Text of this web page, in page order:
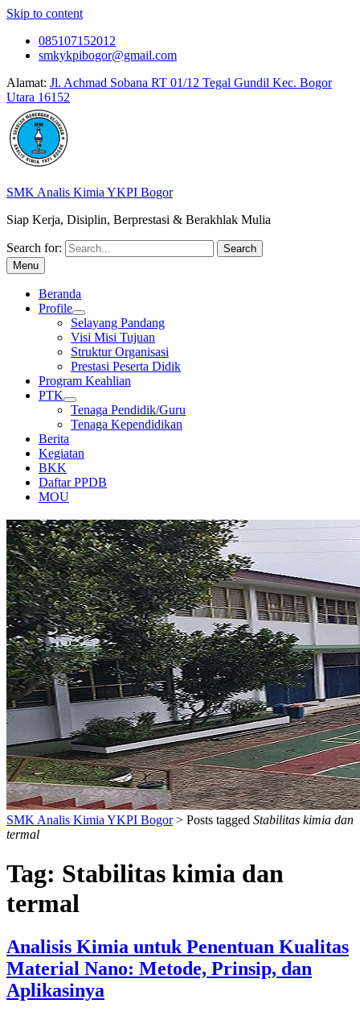
Skip to content
085107152012
smkykpibogor@gmail.com
Alamat: Jl. Achmad Sobana RT 01/12 Tegal Gundil Kec. Bogor
Utara 16152
SMK Analis Kimia YKPI Bogor
Siap Kerja, Disiplin, Berprestasi & Berakhlak Mulia
Search for:
Menu
Beranda
Profile
Selayang Pandang
Visi Misi Tujuan
Struktur Organisasi
Prestasi Peserta Didik
Program Keahlian
PTK
Tenaga Pendidik/Guru
Tenaga Kependidikan
Berita
Kegiatan
BKK
Daftar PPDB
MOU
GEDUNG DAN LAPANGAN
SMK Analis Kimia YKPI Bogor> Posts tagged Stabilitas kimia dan
termal
Tag: Stabilitas kimia dan
termal
Analisis Kimia untuk Penentuan Kualitas
Material Nano: Metode, Prinsip, dan
Aplikasinya